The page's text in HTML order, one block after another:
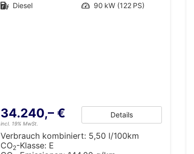
Kraftstoff Diesel Leistung 90 kW (122 PS)
34.240,– €
incl. 19% MwSt.
Details
Verbrauch kombiniert: 5,50 l/100km
CO2-Klasse: E